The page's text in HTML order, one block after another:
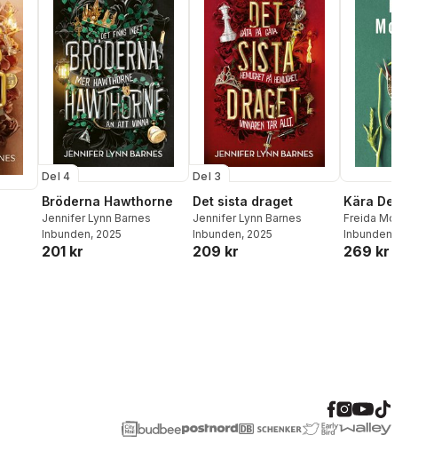
Del 4
Bröderna Hawthorne
Jennifer Lynn Barnes
Inbunden, 2025
201 kr
Del 3
Det sista draget
Jennifer Lynn Barnes
Inbunden, 2025
209 kr
Kära Debbie
Freida McFadden
Inbunden
269 kr